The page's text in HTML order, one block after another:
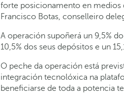
forte posicionamento en medios
Francisco Botas, conselleiro
A operación supoñerá un 9,5%
10,5% dos seus depósitos e un
O peche da operación está
integración tecnolóxica na
beneficiarse de toda a potencia